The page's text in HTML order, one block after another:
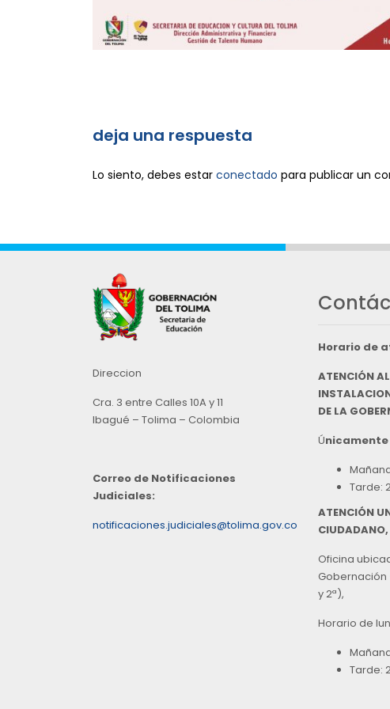
deja una respuesta
Lo siento, debes estar conectado para publicar un
Direccion
Cra. 3 entre Calles 10A y 11
Ibagué – Tolima – Colombia
Correo de Notificaciones
Judiciales:
notificaciones.judiciales@tolima.gov.co
Horario de
ATENCIÓN
DE LA
Únicamente
Tarde:
ATENCIÓN
CIUDADANO,
Oficina
Gobernación
y 2ª),
Horario de
Tarde: